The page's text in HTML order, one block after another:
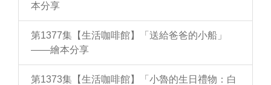
本分享
第1377集【生活咖啡館】「送給爸爸的小船」
——繪本分享
第1373集【生活咖啡館】「小魯的生日禮物：白